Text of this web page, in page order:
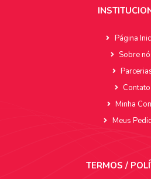
Página
Sobre
Contato
Minha
Meus
TERMOS /